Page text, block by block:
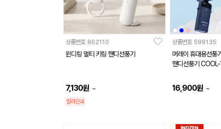
상품번호 862110
윈디링 멀티 키링 핸디선풍기
7,130원 ~
칼라인쇄
상품번호 599135
머레이 휴대용선풍
핸디선풍기
16,900원 ~